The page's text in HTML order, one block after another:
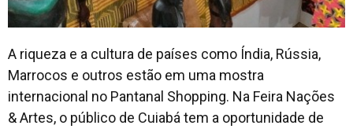
A riqueza e a cultura de países como Índia, Rússia,
Marrocos e outros estão em uma mostra
internacional no Pantanal Shopping. Na Feira Nações
& Artes, o público de Cuiabá tem a oportunidade de